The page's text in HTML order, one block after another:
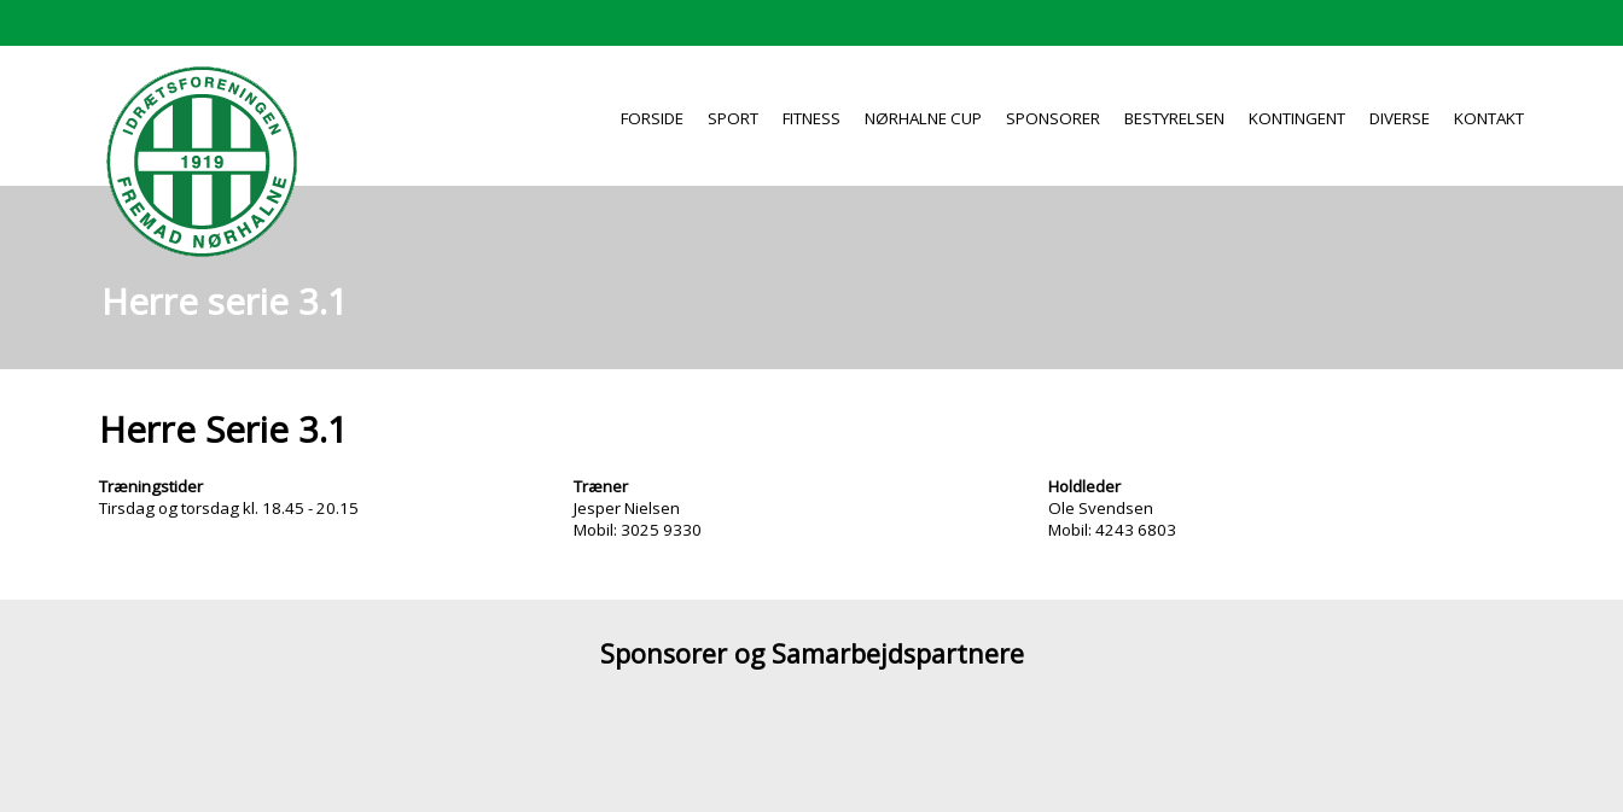
FORSIDE SPORT FITNESS NØRHALNE CUP SPONSORER BESTYRELSEN KONTINGENT DIVERSE KONTAKT
Herre serie 3.1
Herre Serie 3.1
Træningstider
Tirsdag og torsdag kl. 18.45 - 20.15
Træner
Jesper Nielsen
Mobil: 3025 9330
Holdleder
Ole Svendsen
Mobil: 4243 6803
Sponsorer og Samarbejdspartnere